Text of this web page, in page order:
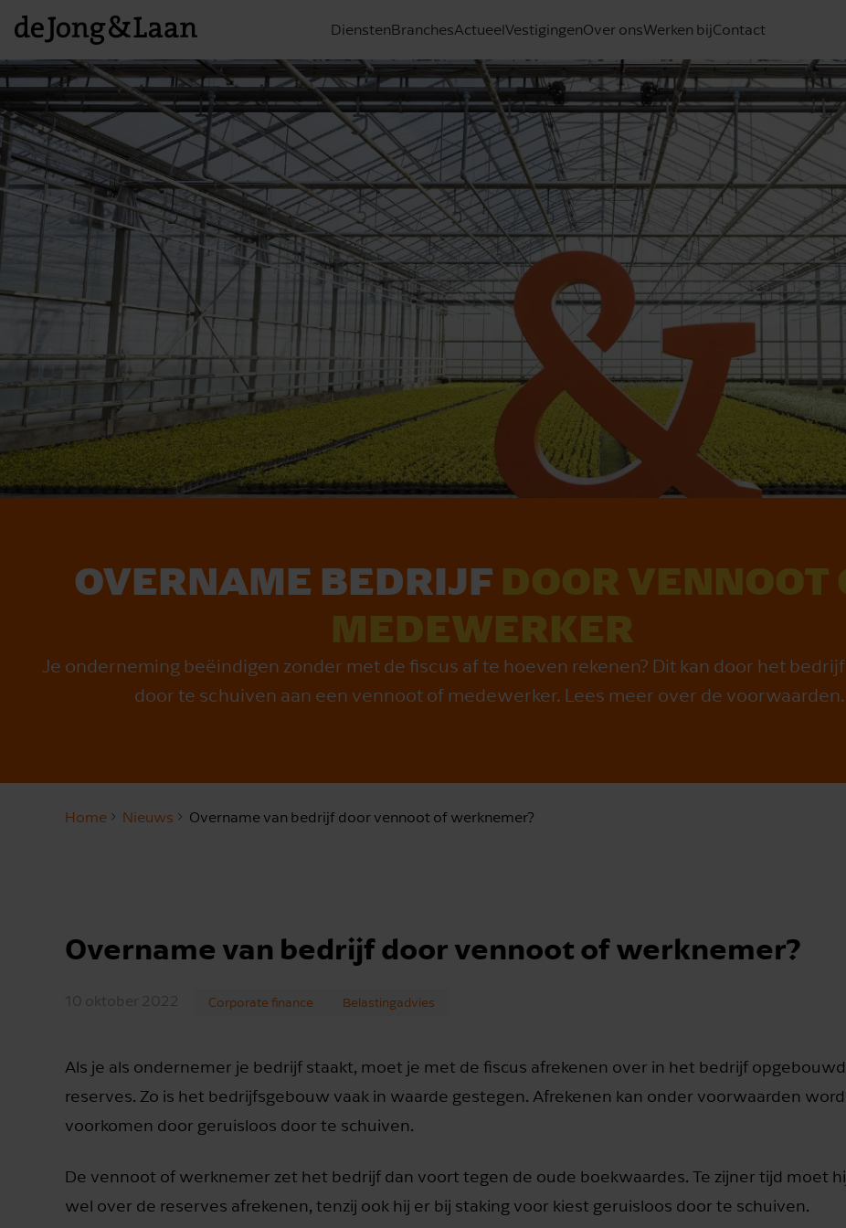
DienstenBranchesActueelVestigingenOver onsWerken bijContact
OVERNAME BEDRIJF DOOR VENNOOT
MEDEWERKER
Je onderneming beëindigen zonder met de fiscus af te hoeven rekenen? Dit kan door het
door te schuiven aan een vennoot of medewerker. Lees meer over de voorwaarden.
Home Nieuws Overname van bedrijf door vennoot of werknemer?
Overname van bedrijf door vennoot of werknemer?
10 oktober 2022 Corporate finance Belastingadvies
Als je als ondernemer je bedrijf staakt, moet je met de fiscus afrekenen over in het bedrijf
reserves. Zo is het bedrijfsgebouw vaak in waarde gestegen. Afrekenen kan onder voorwaarden
voorkomen door geruisloos door te schuiven.
De vennoot of werknemer zet het bedrijf dan voort tegen de oude boekwaardes. Te zijner tijd moet
wel over de reserves afrekenen, tenzij ook hij er bij staking voor kiest geruisloos door te schuiven.